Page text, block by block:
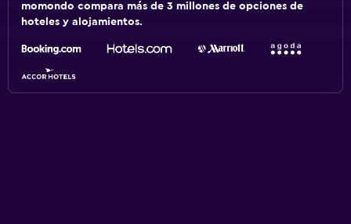
momondo compara más de 3 millones de opciones de
hoteles y alojamientos.